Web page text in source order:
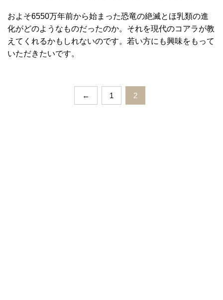
およそ6550万年前から始まった恐竜の絶滅とほ乳類の進
化がどのようなものだったのか。それを現代のコアラが教
えてくれるかもしれないのです。若い方にも興味をもって
いただきたいです。
← 1 2